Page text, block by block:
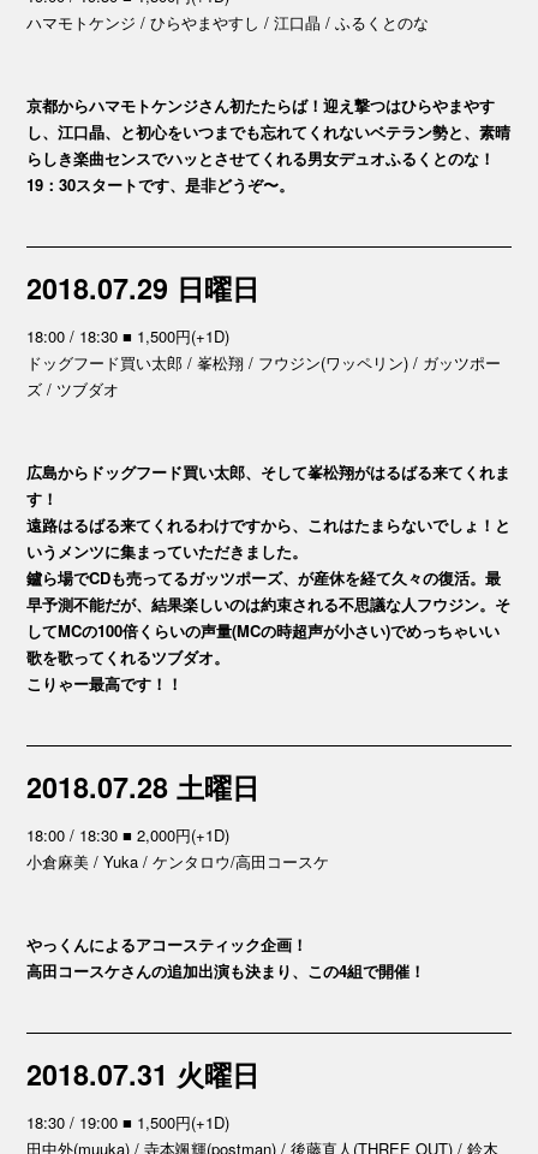
ハマモトケンジ / ひらやまやすし / 江口晶 / ふるくとのな
京都からハマモトケンジさん初たたらば！迎え撃つはひらやまやす
し、江口晶、と初心をいつまでも忘れてくれないベテラン勢と、素晴
らしき楽曲センスでハッとさせてくれる男女デュオふるくとのな！
19：30スタートです、是非どうぞ〜。
2018.07.29 日曜日
18:00 / 18:30 ■ 1,500円(+1D)
ドッグフード買い太郎 / 峯松翔 / フウジン(ワッペリン) / ガッツポー
ズ / ツブダオ
広島からドッグフード買い太郎、そして峯松翔がはるばる来てくれま
す！
遠路はるばる来てくれるわけですから、これはたまらないでしょ！と
いうメンツに集まっていただきました。
鑪ら場でCDも売ってるガッツポーズ、が産休を経て久々の復活。最
早予測不能だが、結果楽しいのは約束される不思議な人フウジン。そ
してMCの100倍くらいの声量(MCの時超声が小さい)でめっちゃいい
歌を歌ってくれるツブダオ。
こりゃー最高です！！
2018.07.28 土曜日
18:00 / 18:30 ■ 2,000円(+1D)
小倉麻美 / Yuka / ケンタロウ/高田コースケ
やっくんによるアコースティック企画！
高田コースケさんの追加出演も決まり、この4組で開催！
2018.07.31 火曜日
18:30 / 19:00 ■ 1,500円(+1D)
田中外(muuka) / 寺本颯輝(postman) / 後藤直人(THREE OUT) / 鈴木